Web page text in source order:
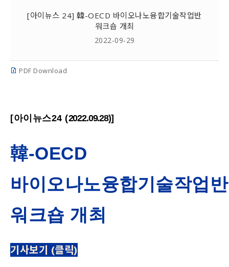
[아이뉴스 24] 韓-OECD 바이오나노융합기술작업반
워크숍 개최
2022-09-29
PDF Download
[아이뉴스24 (2022.09.28)]
韓-OECD
바이오나노융합기술작업반
워크숍 개최
기사보기 (클릭)